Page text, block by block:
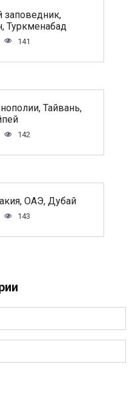
заповедник,
Туркменабад
141
Тайвань,
142
ОАЭ, Дубай
143